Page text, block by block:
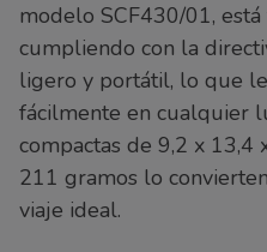
modelo SCF430/01,
cumpliendo con la
ligero y portátil, lo que
fácilmente en cualquier
compactas de 9,2 x 13,4
211 gramos lo
viaje ideal.